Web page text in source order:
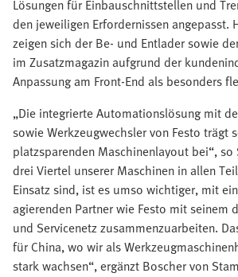
Lösungen für Einbauschnittstellen und
den jeweiligen Erfordernissen angepasst.
zeigen sich der Be- und Entlader sowie
im Zusatzmagazin aufgrund der
Anpassung am Front-End als besonders
„Die integrierte Automationslösung mit
sowie Werkzeugwechsler von Festo trägt
platzsparenden Maschinenlayout bei“, so
drei Viertel unserer Maschinen in allen
Einsatz sind, ist es umso wichtiger, mit
agierenden Partner wie Festo mit seinem
und Servicenetz zusammenzuarbeiten.
für China, wo wir als
stark wachsen“, ergänzt Boscher von